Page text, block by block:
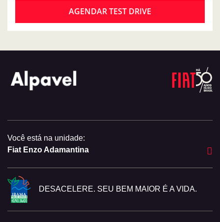
AGENDAR TEST DRIVE
Você está na unidade:
Fiat Enzo Adamantina
DESACELERE. SEU BEM MAIOR É A VIDA.